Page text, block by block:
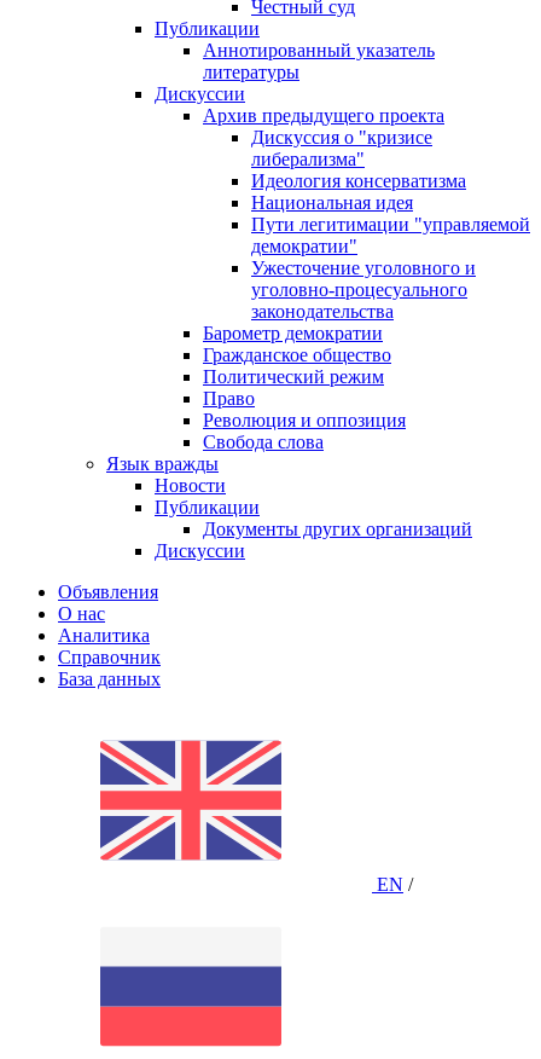
Честный суд
Публикации
Аннотированный указатель
литературы
Дискуссии
Архив предыдущего проекта
Дискуссия о "кризисе
либерализма"
Идеология консерватизма
Национальная идея
Пути легитимации "управляемой
демократии"
Ужесточение уголовного и
уголовно-процесуального
законодательства
Барометр демократии
Гражданское общество
Политический режим
Право
Революция и оппозиция
Свобода слова
Язык вражды
Новости
Публикации
Документы других организаций
Дискуссии
Объявления
О нас
Аналитика
Справочник
База данных
EN /